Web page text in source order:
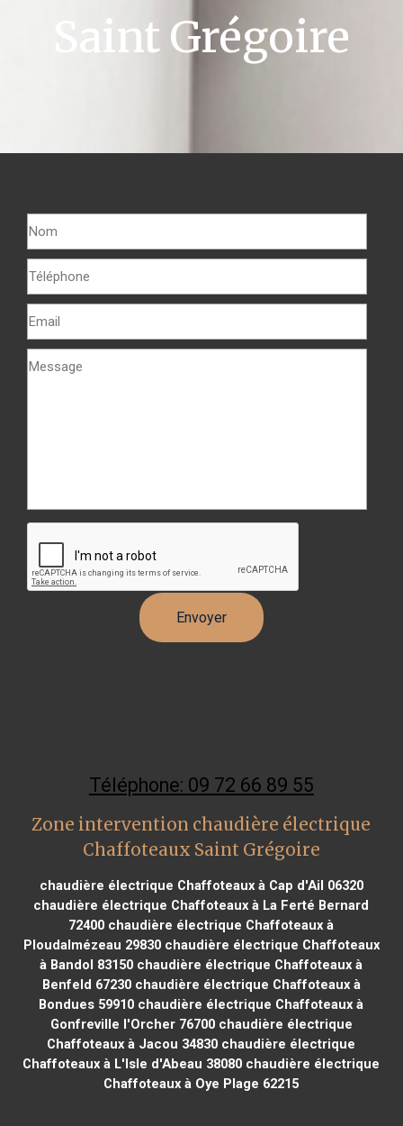
Saint Grégoire
Téléphone: 09 72 66 89 55
Zone intervention chaudière électrique
Chaffoteaux Saint Grégoire
chaudière électrique Chaffoteaux à Cap d'Ail 06320
chaudière électrique Chaffoteaux à La Ferté Bernard
72400 chaudière électrique Chaffoteaux à
Ploudalmézeau 29830chaudière électrique Chaffoteaux
à Bandol 83150 chaudière électrique Chaffoteaux à
Benfeld 67230chaudière électrique Chaffoteaux à
Bondues 59910 chaudière électrique Chaffoteaux à
Gonfreville l'Orcher 76700chaudière électrique
Chaffoteaux à Jacou 34830 chaudière électrique
Chaffoteaux à L'Isle d'Abeau 38080 chaudière électrique
Chaffoteaux à Oye Plage 62215